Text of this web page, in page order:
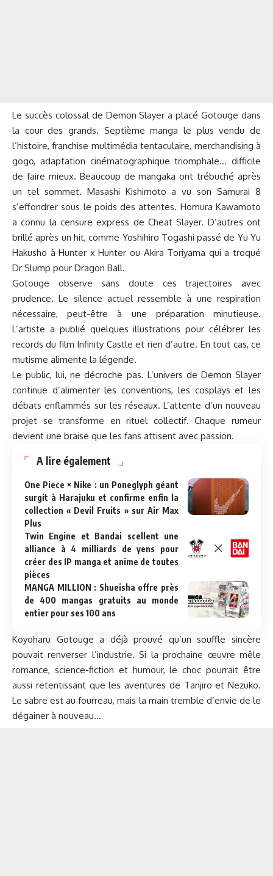
Le succès colossal de Demon Slayer a placé Gotouge dans
la cour des grands. Septième manga le plus vendu de
l’histoire, franchise multimédia tentaculaire, merchandising à
gogo, adaptation cinématographique triomphale… difficile
de faire mieux. Beaucoup de mangaka ont trébuché après
un tel sommet. Masashi Kishimoto a vu son Samurai 8
s’effondrer sous le poids des attentes. Homura Kawamoto
a connu la censure express de Cheat Slayer. D’autres ont
brillé après un hit, comme Yoshihiro Togashi passé de Yu Yu
Hakusho à Hunter x Hunter ou Akira Toriyama qui a troqué
Dr Slump pour Dragon Ball.
Gotouge observe sans doute ces trajectoires avec
prudence. Le silence actuel ressemble à une respiration
nécessaire, peut-être à une préparation minutieuse.
L’artiste a publié quelques illustrations pour célébrer les
records du film Infinity Castle et rien d’autre. En tout cas, ce
mutisme alimente la légende.
Le public, lui, ne décroche pas. L’univers de Demon Slayer
continue d’alimenter les conventions, les cosplays et les
débats enflammés sur les réseaux. L’attente d’un nouveau
projet se transforme en rituel collectif. Chaque rumeur
devient une braise que les fans attisent avec passion.
A lire également
One Piece × Nike : un Poneglyph géant
surgit à Harajuku et confirme enfin la
collection « Devil Fruits » sur Air Max
Plus
Twin Engine et Bandai scellent une
alliance à 4 milliards de yens pour
créer des IP manga et anime de toutes
pièces
MANGA MILLION : Shueisha offre près
de 400 mangas gratuits au monde
entier pour ses 100 ans
Koyoharu Gotouge a déjà prouvé qu’un souffle sincère
pouvait renverser l’industrie. Si la prochaine œuvre mêle
romance, science-fiction et humour, le choc pourrait être
aussi retentissant que les aventures de Tanjiro et Nezuko.
Le sabre est au fourreau, mais la main tremble d’envie de le
dégainer à nouveau…